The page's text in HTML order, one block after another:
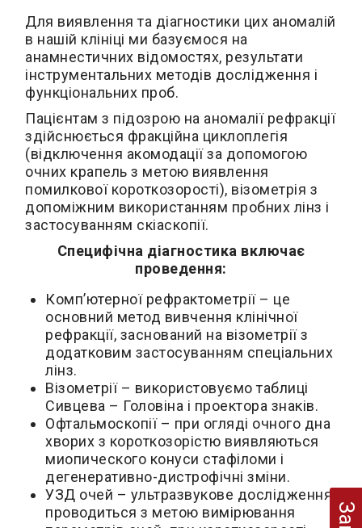
Для виявлення та діагностики цих аномалій
в нашій клініці ми базуємося на
анамнестичних відомостях, результати
інструментальних методів дослідження і
функціональних проб.
Пацієнтам з підозрою на аномалії рефракції
здійснюється фракційна циклоплегія
(відключення акомодації за допомогою
очних крапель з метою виявлення
помилкової короткозорості), візометрія з
допоміжним використанням пробних лінз і
застосуванням скіаскопії.
Специфічна діагностика включає
проведення:
Комп’ютерної рефрактометрії – це
основний метод вивчення клінічної
рефракції, заснований на візометрії з
додатковим застосуванням спеціальних
лінз.
Візометрії – використовуємо таблиці
Сивцева – Головіна і проектора знаків.
Офтальмоскопії – при огляді очного дна
хворих з короткозорістю виявляються
миопического конуси стафіломи і
дегенеративно-дистрофічні зміни.
УЗД очей – ультразвукове дослідження
проводиться з метою вимірювання